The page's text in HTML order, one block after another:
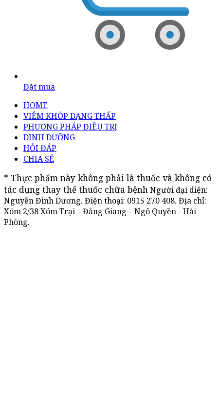
Đặt mua
HOME
VIÊM KHỚP DẠNG THẤP
PHƯƠNG PHÁP ĐIỀU TRỊ
DINH DƯỠNG
HỎI ĐÁP
CHIA SẺ
* Thực phẩm này không phải là thuốc và không có
tác dụng thay thế thuốc chữa bệnh Người đại diện:
Nguyễn Đình Dương. Điện thoại: 0915 270 408. Địa chỉ:
Xóm 2/38 Xóm Trại – Đằng Giang – Ngô Quyền - Hải
Phòng.